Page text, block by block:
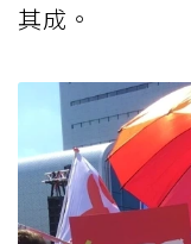
其成。